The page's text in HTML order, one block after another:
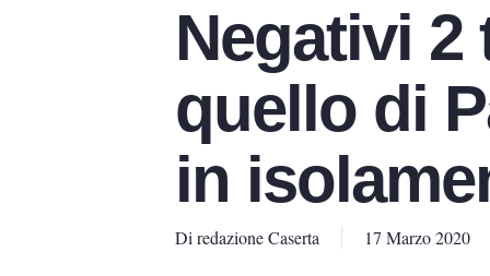
Negativi 2
quello di
in
Di redazione Caserta 17 Marzo 2020